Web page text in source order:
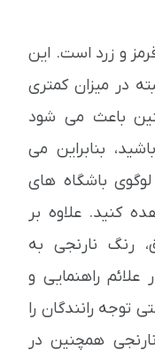
و زرد است. این
در میزان کمتری
باعث می شود
بنابراین می
باشگاه های
کنید. علاوه بر
رنگ نارنجی به
راهنمایی و
توجه رانندگان را
همچنین در